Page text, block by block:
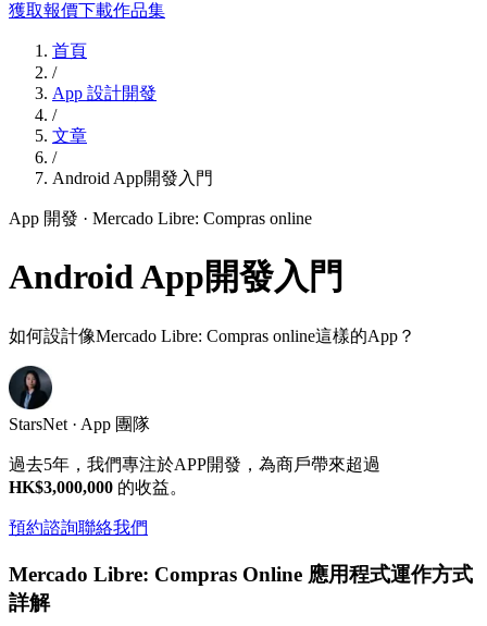
獲取報價下載作品集
首頁
/
App 設計開發
/
文章
/
Android App開發入門
App 開發 · Mercado Libre: Compras online
Android App開發入門
如何設計像Mercado Libre: Compras online這樣的App？
StarsNet · App 團隊
過去5年，我們專注於APP開發，為商戶帶來超過
HK$3,000,000 的收益。
預約諮詢聯絡我們
Mercado Libre: Compras Online 應用程式運作方式
詳解